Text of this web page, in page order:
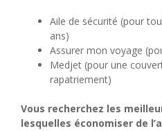
Aile de sécurité (pour
ans)
Assurer mon voyage
Medjet (pour une
rapatriement)
Vous recherchez les
lesquelles économiser de